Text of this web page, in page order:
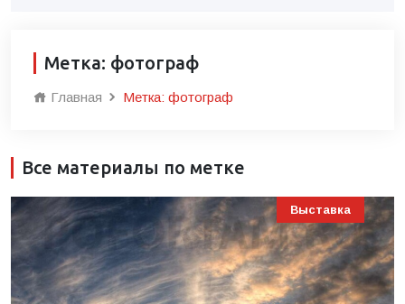
Метка: фотограф
Главная Метка: фотограф
Все материалы по метке
Выставка